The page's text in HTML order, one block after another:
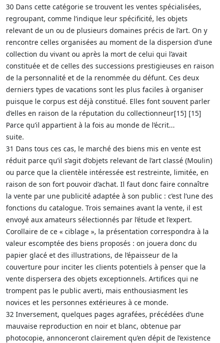
30 Dans cette catégorie se trouvent les ventes spécialisées,
regroupant, comme l’indique leur spécificité, les objets
relevant de un ou de plusieurs domaines précis de l’art. On y
rencontre celles organisées au moment de la dispersion d’une
collection du vivant ou après la mort de celui qui l’avait
constituée et de celles des successions prestigieuses en raison
de la personnalité et de la renommée du défunt. Ces deux
derniers types de vacations sont les plus faciles à organiser
puisque le corpus est déjà constitué. Elles font souvent parler
d’elles en raison de la réputation du collectionneur[15] [15]
Parce qu’il appartient à la fois au monde de l’écrit...
suite.
31 Dans tous ces cas, le marché des biens mis en vente est
réduit parce qu’il s’agit d’objets relevant de l’art classé (Moulin)
ou parce que la clientèle intéressée est restreinte, limitée, en
raison de son fort pouvoir d’achat. Il faut donc faire connaître
la vente par une publicité adaptée à son public : c’est l’une des
fonctions du catalogue. Trois semaines avant la vente, il est
envoyé aux amateurs sélectionnés par l’étude et l’expert.
Corollaire de ce « ciblage », la présentation correspondra à la
valeur escomptée des biens proposés : on jouera donc du
papier glacé et des illustrations, de l’épaisseur de la
couverture pour inciter les clients potentiels à penser que la
vente dispersera des objets exceptionnels. Artifices qui ne
trompent pas le public averti, mais enthousiasment les
novices et les personnes extérieures à ce monde.
32 Inversement, quelques pages agrafées, précédées d’une
mauvaise reproduction en noir et blanc, obtenue par
photocopie, annonceront clairement qu’en dépit de l’existence